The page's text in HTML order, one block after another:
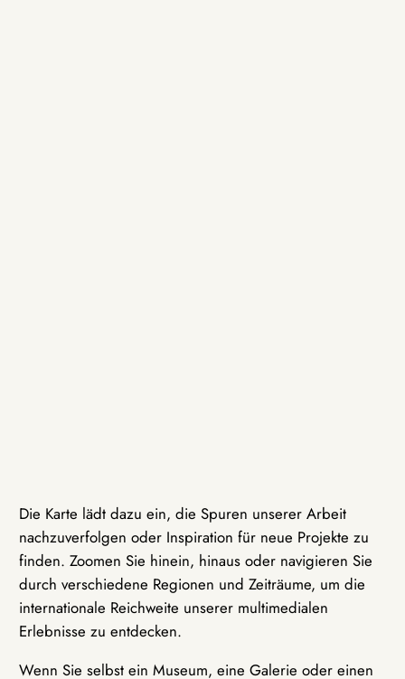
Die Karte lädt dazu ein, die Spuren unserer Arbeit
nachzuverfolgen oder Inspiration für neue Projekte zu
finden. Zoomen Sie hinein, hinaus oder navigieren Sie
durch verschiedene Regionen und Zeiträume, um die
internationale Reichweite unserer multimedialen
Erlebnisse zu entdecken.
Wenn Sie selbst ein Museum, eine Galerie oder einen